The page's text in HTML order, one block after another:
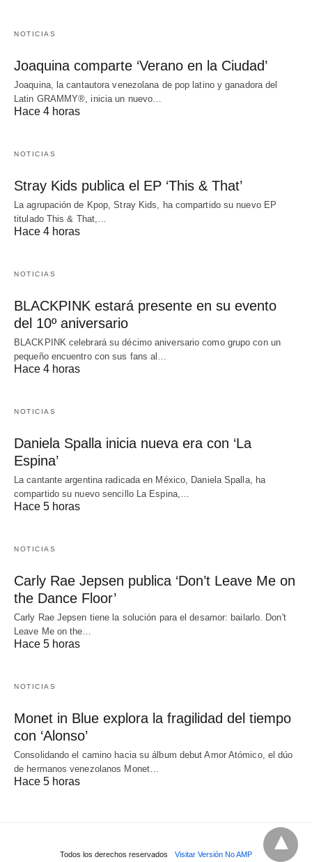
NOTICIAS
Joaquina comparte ‘Verano en la Ciudad’
Joaquina, la cantautora venezolana de pop latino y ganadora del
Latin GRAMMY®, inicia un nuevo…
Hace 4 horas
NOTICIAS
Stray Kids publica el EP ‘This & That’
La agrupación de Kpop, Stray Kids, ha compartido su nuevo EP
titulado This & That,…
Hace 4 horas
NOTICIAS
BLACKPINK estará presente en su evento
del 10º aniversario
BLACKPINK celebrará su décimo aniversario como grupo con un
pequeño encuentro con sus fans al…
Hace 4 horas
NOTICIAS
Daniela Spalla inicia nueva era con ‘La
Espina’
La cantante argentina radicada en México, Daniela Spalla, ha
compartido su nuevo sencillo La Espina,…
Hace 5 horas
NOTICIAS
Carly Rae Jepsen publica ‘Don’t Leave Me on
the Dance Floor’
Carly Rae Jepsen tiene la solución para el desamor: bailarlo. Don't
Leave Me on the…
Hace 5 horas
NOTICIAS
Monet in Blue explora la fragilidad del tiempo
con ‘Alonso’
Consolidando el camino hacia su álbum debut Amor Atómico, el dúo
de hermanos venezolanos Monet…
Hace 5 horas
Todos los derechos reservados Visitar Versión No AMP